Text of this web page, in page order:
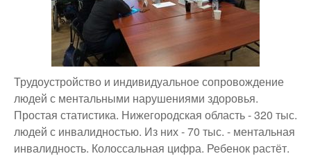
Трудоустройство и индивидуальное сопровождение
людей с ментальными нарушениями здоровья.
Простая статистика. Нижегородская область - 320 тыс.
людей с инвалидностью. Из них - 70 тыс. - ментальная
инвалидность. Колоссальная цифра. Ребенок растёт.